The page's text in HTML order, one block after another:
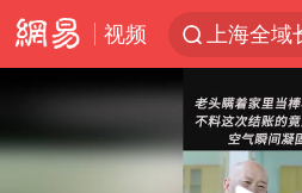
视频
南京发布